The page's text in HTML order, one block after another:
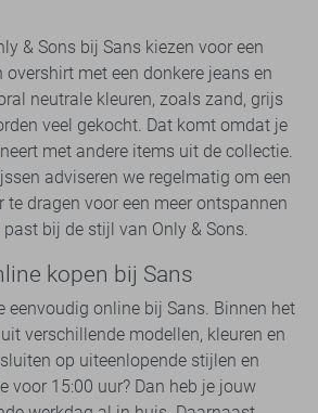
& Sons bij Sans kiezen voor een
met een donkere jeans en
neutrale kleuren, zoals zand, grijs
veel gekocht. Dat komt omdat je
met andere items uit de collectie.
adviseren we regelmatig om een
te dragen voor een meer ontspannen
bij de stijl van Only & Sons.
kopen bij Sans
eenvoudig online bij Sans. Binnen het
verschillende modellen, kleuren en
op uiteenlopende stijlen en
voor 15:00 uur? Dan heb je jouw